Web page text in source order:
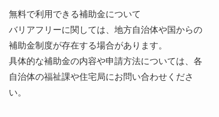
無料で利用できる補助金について
バリアフリーに関しては、地方自治体や国からの
補助金制度が存在する場合があります。
具体的な補助金の内容や申請方法については、各
自治体の福祉課や住宅局にお問い合わせくださ
い。